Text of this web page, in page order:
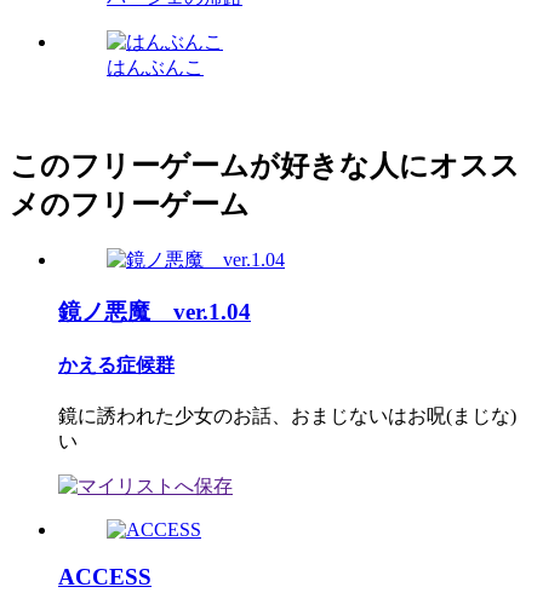
はんぶんこ
このフリーゲームが好きな人にオスス
メのフリーゲーム
鏡ノ悪魔 ver.1.04
かえる症候群
鏡に誘われた少女のお話、おまじないはお呪(まじな)
い
ACCESS